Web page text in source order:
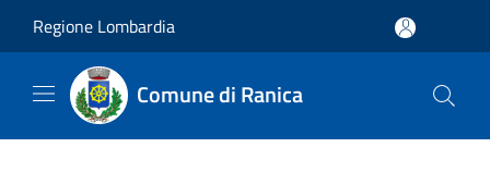
Regione Lombardia
Comune di Ranica